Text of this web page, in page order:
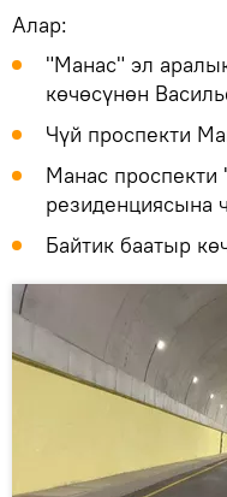
Алар:
"Манас" эл
көчөсүнөн
Чүй проспекти
Манас
резиденциясына
Байтик баатыр